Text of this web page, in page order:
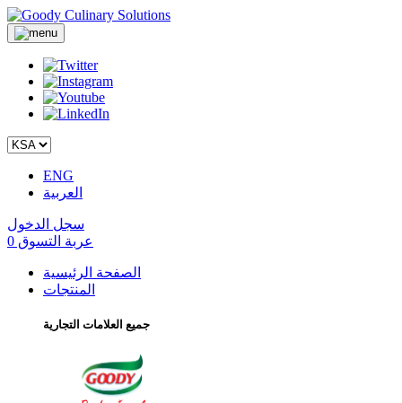
ENG
العربية
سجل الدخول
عربة التسوق 0
الصفحة الرئيسية
المنتجات
جميع العلامات التجارية